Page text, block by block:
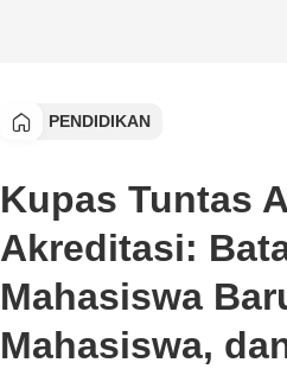
PENDIDIKAN
Kupas Tuntas
Akreditasi:
Mahasiswa
Mahasiswa,